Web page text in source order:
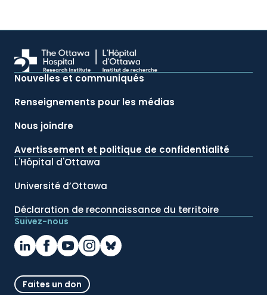
Nouvelles et communiqués
Renseignements pour les médias
Nous joindre
Avertissement et politique de confidentialité
L'Hôpital d'Ottawa
Université d’Ottawa
Déclaration de reconnaissance du territoire
Suivez-nous
Faites un don